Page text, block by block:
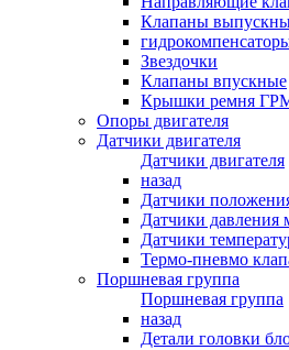
Клапаны
Звездочки
Клапаны впускные
Крышки ремня
Опоры двигателя
Датчики двигателя
Датчики двигателя
назад
Датчики
Датчики давления
Датчики
Термо-пневмо
Поршневая группа
Поршневая группа
назад
Детали головки